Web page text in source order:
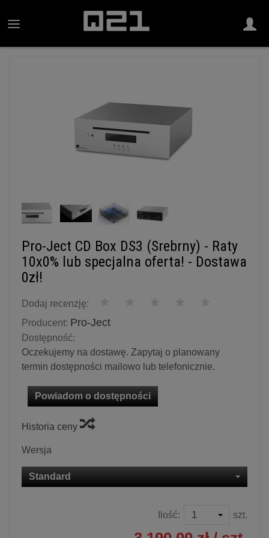
Pro-Ject CD Box DS3 (Srebrny) - Raty
10x0% lub specjalna oferta! - Dostawa
0zł!
Dodaj recenzję:
Producent: Pro-Ject
Dostępność:
Oczekujemy na dostawę. Zapytaj o planowany
termin dostępności mailowo lub telefonicznie.
Powiadom o dostępności
Historia ceny
Wersja
Standard
Ilość: szt.